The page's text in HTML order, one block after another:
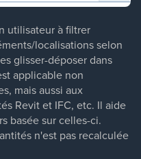
utilisateur à filtrer
localisations selon
glisser-déposer dans
applicable non
mais aussi aux
Revit et IFC, etc. Il aide
basée sur celles-ci.
n'est pas recalculée